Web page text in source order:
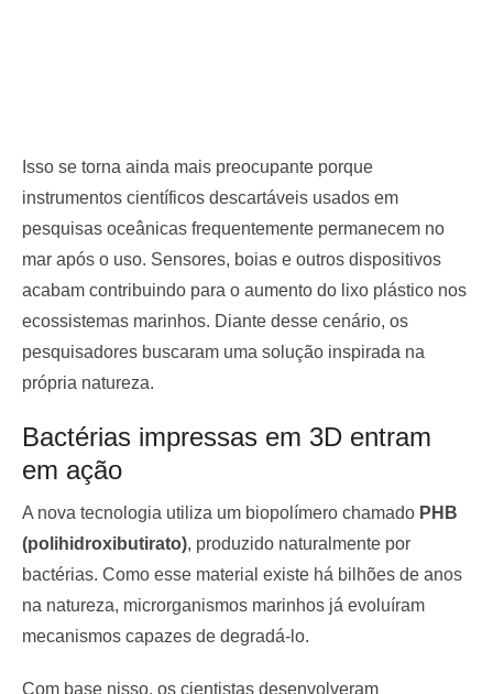
Isso se torna ainda mais preocupante porque
instrumentos científicos descartáveis usados em
pesquisas oceânicas frequentemente permanecem no
mar após o uso. Sensores, boias e outros dispositivos
acabam contribuindo para o aumento do lixo plástico nos
ecossistemas marinhos. Diante desse cenário, os
pesquisadores buscaram uma solução inspirada na
própria natureza.
Bactérias impressas em 3D entram
em ação
A nova tecnologia utiliza um biopolímero chamado PHB
(polihidroxibutirato), produzido naturalmente por
bactérias. Como esse material existe há bilhões de anos
na natureza, microrganismos marinhos já evoluíram
mecanismos capazes de degradá-lo.
Com base nisso, os cientistas desenvolveram